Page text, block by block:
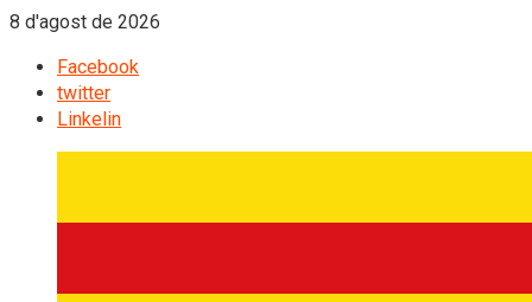
8 d'agost de 2026
Facebook
twitter
Linkelin